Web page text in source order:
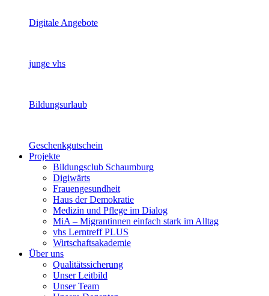
Digitale Angebote
junge vhs
Bildungsurlaub
Geschenkgutschein
Projekte
Bildungsclub Schaumburg
Digiwärts
Frauengesundheit
Haus der Demokratie
Medizin und Pflege im Dialog
MiA – Migrantinnen einfach stark im Alltag
vhs Lerntreff PLUS
Wirtschaftsakademie
Über uns
Qualitätssicherung
Unser Leitbild
Unser Team